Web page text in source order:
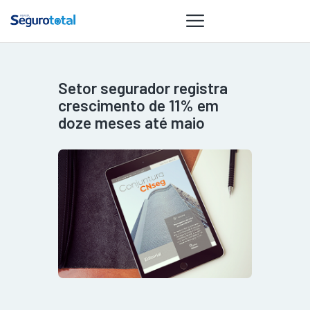
NOTÍCIAS
REVISTA
GAIVOTA DE
OURO
ST SUMMIT
MULHERES
GESTORAS
HOMEST
HOME
Setor segurador registra
crescimento de 11% em
doze meses até maio